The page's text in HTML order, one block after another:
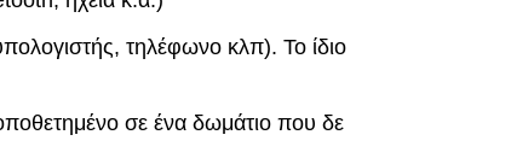
τηλέφωνο κλπ). Το ίδιο
σε ένα δωμάτιο που δε